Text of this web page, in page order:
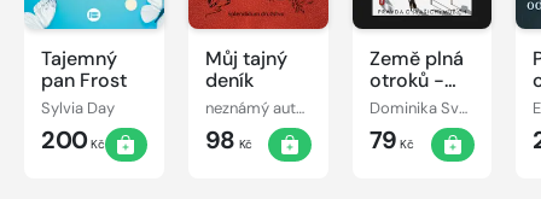
Tajemný
pan Frost
Sylvia Day
200Kč
Můj tajný
deník
neznámý autor
98 Kč
Země plná
otroků -
Pravda o
(vašich)
mužích
Dominika Svobodová
79 Kč